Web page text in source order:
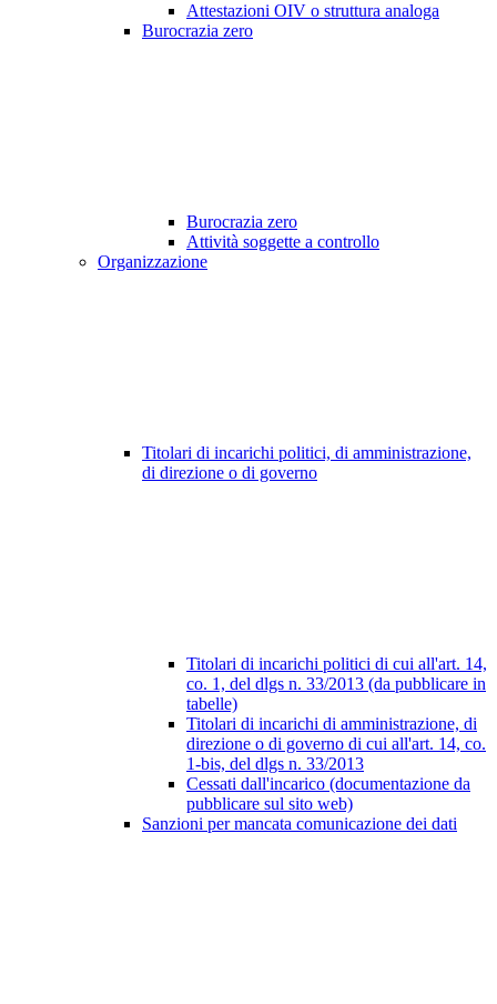
Attestazioni OIV o struttura analoga
Burocrazia zero
Burocrazia zero
Attività soggette a controllo
Organizzazione
Titolari di incarichi politici, di amministrazione,
di direzione o di governo
Titolari di incarichi politici di cui all'art. 14,
co. 1, del dlgs n. 33/2013 (da pubblicare in
tabelle)
Titolari di incarichi di amministrazione, di
direzione o di governo di cui all'art. 14, co.
1-bis, del dlgs n. 33/2013
Cessati dall'incarico (documentazione da
pubblicare sul sito web)
Sanzioni per mancata comunicazione dei dati